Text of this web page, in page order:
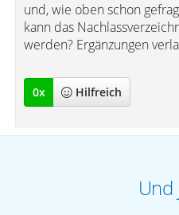
und, wie oben schon
kann das
werden? Ergänzungen
0x Hilfreich
Und